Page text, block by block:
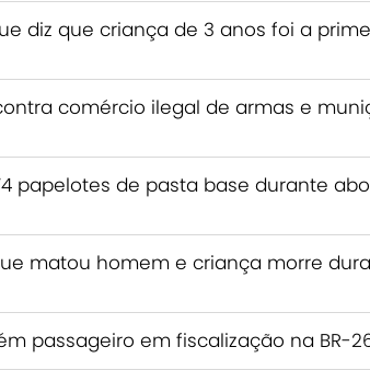
diz que criança de 3 anos foi a
comércio ilegal de armas e
papelotes de pasta base durante
matou homem e criança morre
passageiro em fiscalização na BR-